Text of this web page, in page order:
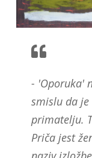
- 'Oporuka'
smislu da
primatelju.
Priča jest